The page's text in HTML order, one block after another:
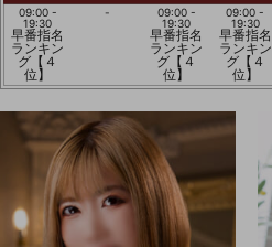
09:00 -
19:30
早番指名
ランキン
グ【４
位】
-
09:00 -
19:30
早番指名
ランキン
グ【４
位】
09:00 -
19:30
早番指名
ランキン
グ【４
位】